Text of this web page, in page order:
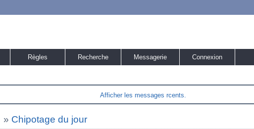
Règles Recherche Messagerie Connexion
Afficher les messages rcents.
» Chipotage du jour